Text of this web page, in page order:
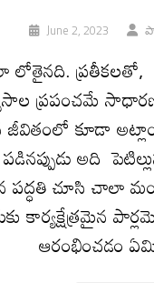
June 2, 2023
లోతైనది.
ప్రపంచమే
కూడా
అది
పద్ధతి చూసి చాలా
కార్యక్షేత్రమైన
ఆరంభించడం